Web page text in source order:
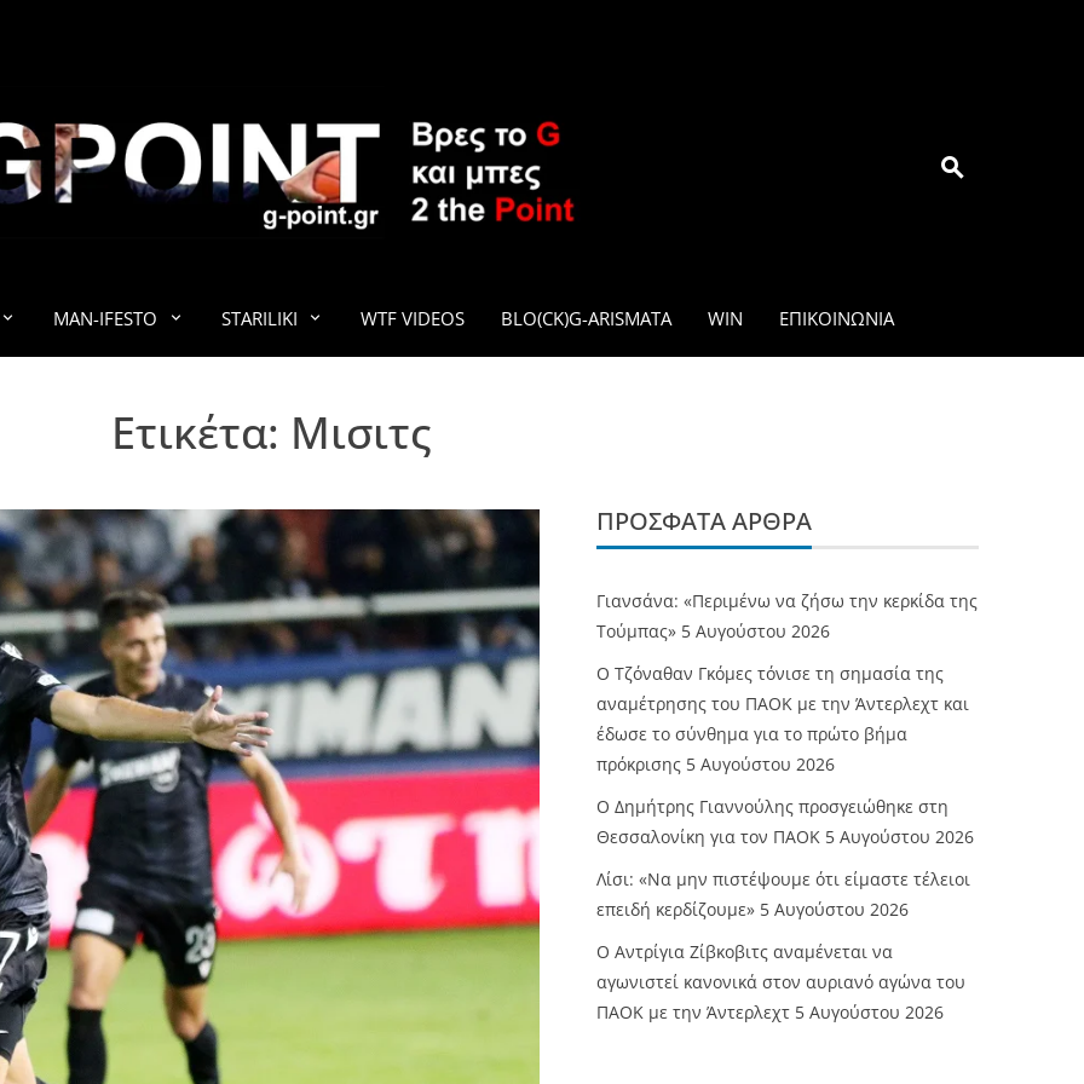
G-POINT.GR
MAN-IFESTO STARILIKI WTF VIDEOS BLO(CK)G-ARISMATA WIN ΕΠΙΚΟΙΝΩΝΊΑ
Ετικέτα: Μισιτς
ΠΡΌΣΦΑΤΑ ΆΡΘΡΑ
Γιανσάνα: «Περιμένω να ζήσω την κερκίδα της
Τούμπας» 5 Αυγούστου 2026
Ο Τζόναθαν Γκόμες τόνισε τη σημασία της
αναμέτρησης του ΠΑΟΚ με την Άντερλεχτ και
έδωσε το σύνθημα για το πρώτο βήμα
πρόκρισης 5 Αυγούστου 2026
Ο Δημήτρης Γιαννούλης προσγειώθηκε στη
Θεσσαλονίκη για τον ΠΑΟΚ 5 Αυγούστου 2026
Λίσι: «Να μην πιστέψουμε ότι είμαστε τέλειοι
επειδή κερδίζουμε» 5 Αυγούστου 2026
Ο Αντρίγια Ζίβκοβιτς αναμένεται να
αγωνιστεί κανονικά στον αυριανό αγώνα του
ΠΑΟΚ με την Άντερλεχτ 5 Αυγούστου 2026